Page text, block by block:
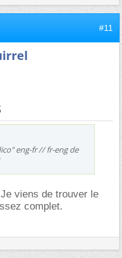
#11
eng-fr // fr-eng de
Je viens de trouver le
complet.